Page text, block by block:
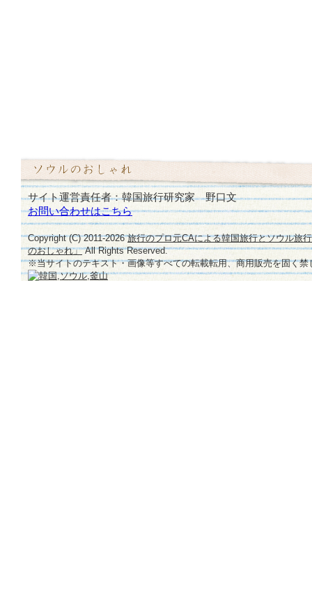
サイト運営責任者：韓国旅行研究家 野口文
お問い合わせはこちら
Copyright (C) 2011-2026旅行のプロ元CAによる韓国旅行とソウル旅
のおしゃれ」All Rights Reserved.
※当サイトのテキスト・画像等すべての転載転用、商用販売を固く禁